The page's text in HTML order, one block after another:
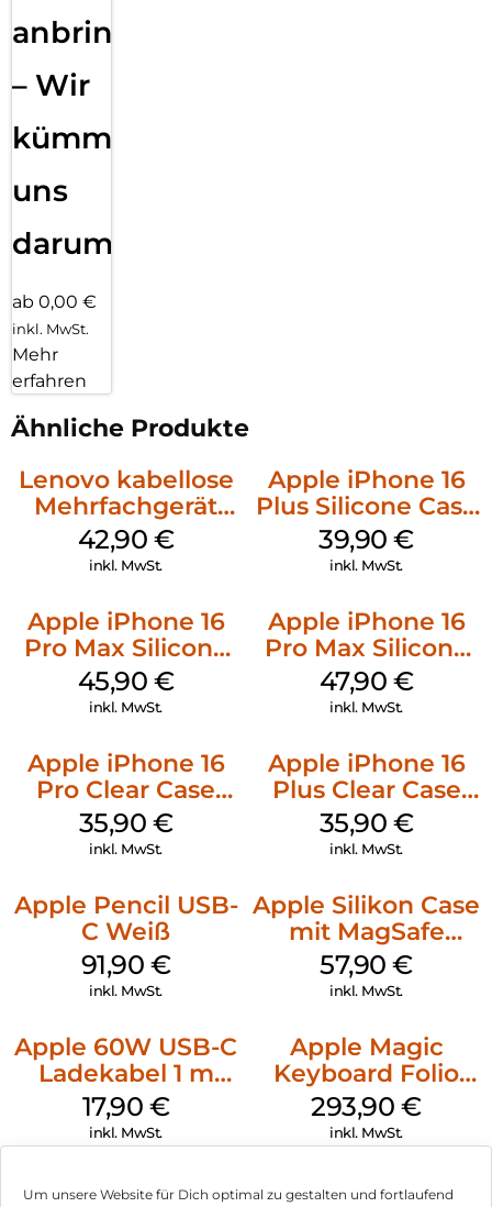
Um unsere Website für Dich optimal zu gestalten und fortlaufend
anbringen
– Wir
kümmern
uns
darum!
ab 0,00 €
inkl. MwSt.
Mehr
erfahren
Ähnliche Produkte
Lenovo kabellose
Mehrfachgerät
Luna Grey
42,90 €
inkl. MwSt.
Apple iPhone 16
Plus Silicone Case
MagSafe Plum
39,90€
inkl. MwSt.
Apple iPhone 16
Pro Max Silicone
Case MagSafe
Ultramarine
45,90 €
inkl. MwSt.
Apple iPhone 16
Pro Max Silicone
Case MagSafe
Black
47,90 €
inkl. MwSt.
Apple iPhone 16
Pro Clear Case
MagSafe
Transparent
35,90 €
inkl. MwSt.
Apple iPhone 16
Plus Clear Case
MagSafe
Transparent
35,90 €
inkl. MwSt.
Apple Pencil USB-
C Weiß
91,90 €
inkl. MwSt.
Apple Silikon Case
mit MagSafe
iPhone 14 Pro
(PRODUCT)RED
57,90€
inkl. MwSt.
Apple 60W USB-C
Ladekabel 1 m
Weiß
17,90 €
inkl. MwSt.
Apple Magic
Keyboard Folio
iPad 10.9″ (10.Gen.)
Weiß
293,90€
inkl. MwSt.